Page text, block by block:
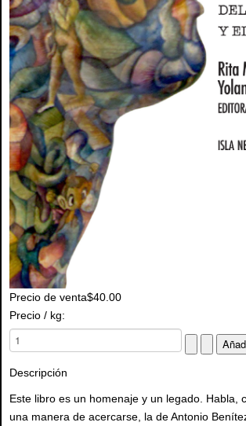
Precio de venta$40.00
Precio / kg:
Descripción
Este libro es un homenaje y un legado. Habla,
una manera de acercarse, la de Antonio